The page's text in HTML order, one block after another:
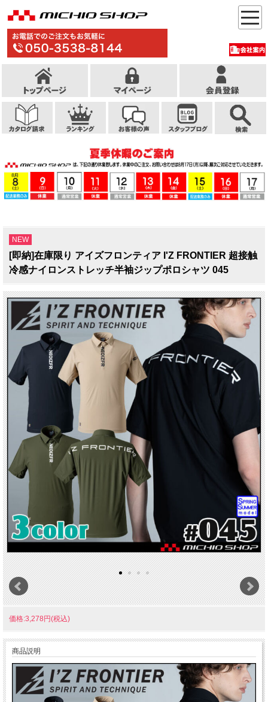
NEW
[即納]在庫限り アイズフロンティア I'Z FRONTIER 超接触
冷感ナイロンストレッチ半袖ジップポロシャツ 045
価格:3,278円(税込)
商品説明